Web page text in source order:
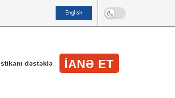
English
dəstəklə IANƏ ET